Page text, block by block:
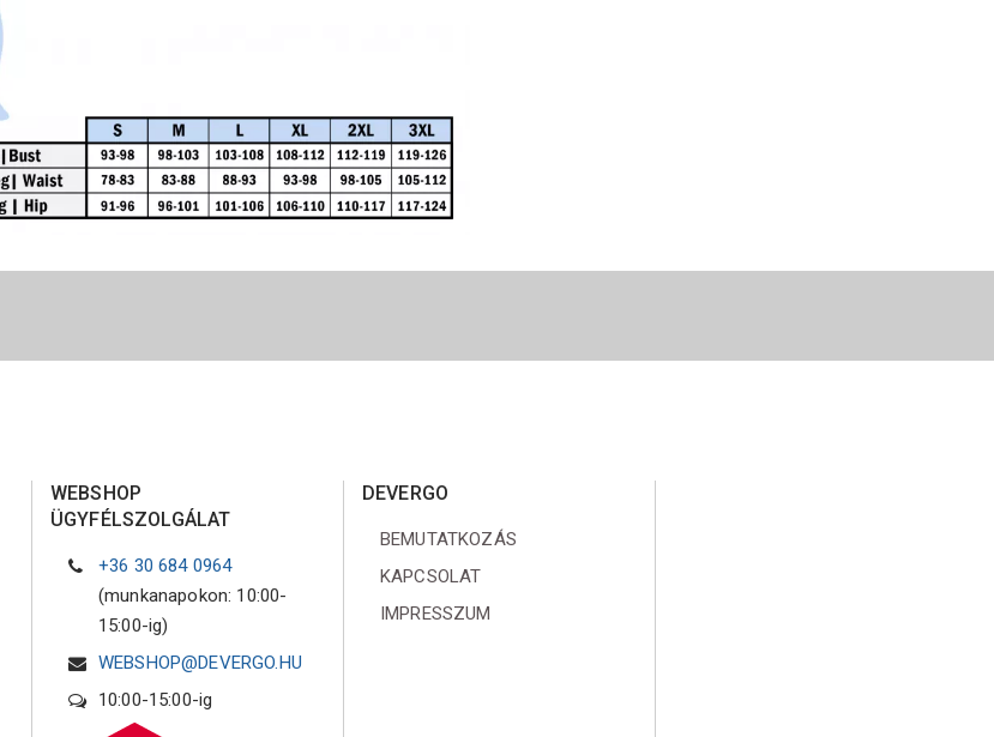
WEBSHOP
ÜGYFÉLSZOLGÁLAT
+36 30 684 0964
(munkanapokon: 10:00-
15:00-ig)
WEBSHOP@DEVERGO.HU
10:00-15:00-ig
DEVERGO
BEMUTATKOZÁS
KAPCSOLAT
IMPRESSZUM